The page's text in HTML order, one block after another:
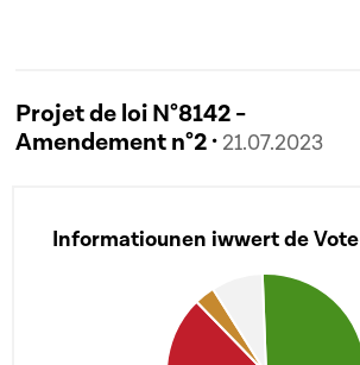
Projet de loi N°8142 -
Amendement n°2 · 21.07.2023
Informatiounen iwwert de Vote